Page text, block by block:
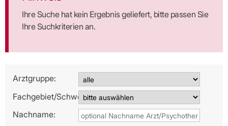
Ihre Suche hat kein Ergebnis geliefert, bitte passen Sie
Ihre Suchkriterien an.
Arztgruppe:
Fachgebiet/Schwerpunkt:
Nachname: